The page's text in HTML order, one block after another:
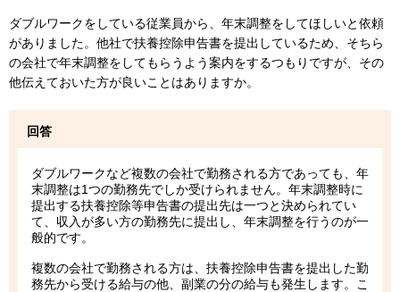
ダブルワークをしている従業員から、年末調整をしてほしいと依頼
がありました。他社で扶養控除申告書を提出しているため、そちら
の会社で年末調整をしてもらうよう案内をするつもりですが、その
他伝えておいた方が良いことはありますか。
回答
ダブルワークなど複数の会社で勤務される方であっても、年
末調整は1つの勤務先でしか受けられません。年末調整時に
提出する扶養控除等申告書の提出先は一つと決められてい
て、収入が多い方の勤務先に提出し、年末調整を行うのが一
般的です。
複数の会社で勤務される方は、扶養控除申告書を提出した勤
務先から受ける給与の他、副業の分の給与も発生します。こ